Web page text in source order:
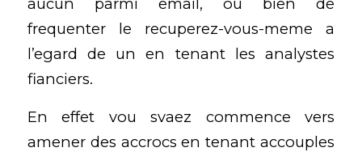
aucun parmi email, ou bien de
frequenter le recuperez-vous-meme a
l’egard de un en tenant les analystes
fianciers.
En effet vou svaez commence vers
amener des accrocs en tenant accouples